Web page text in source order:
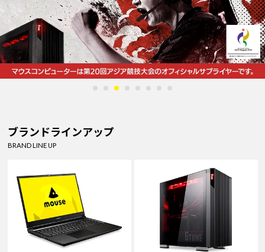
ブランドラインアップ
BRAND LINE UP